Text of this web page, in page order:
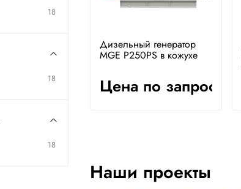
Дизельный генератор
MGE P250PS в кожухе
Цена по запросу
Наши проекты
18
18
18